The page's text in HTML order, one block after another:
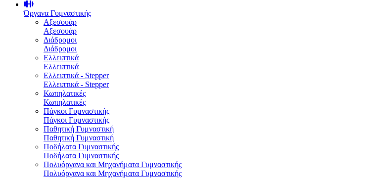
Όργανα Γυμναστικής
Αξεσουάρ
Αξεσουάρ
Διάδρομοι
Διάδρομοι
Ελλειπτικά
Ελλειπτικά
Ελλειπτικά - Stepper
Ελλειπτικά - Stepper
Κωπηλατικές
Κωπηλατικές
Πάγκοι Γυμναστικής
Πάγκοι Γυμναστικής
Παθητική Γυμναστική
Παθητική Γυμναστική
Ποδήλατα Γυμναστικής
Ποδήλατα Γυμναστικής
Πολυόργανα και Μηχανήματα Γυμναστικής
Πολυόργανα και Μηχανήματα Γυμναστικής